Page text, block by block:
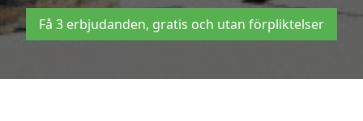
Få 3 erbjudanden, gratis och utan förpliktelser